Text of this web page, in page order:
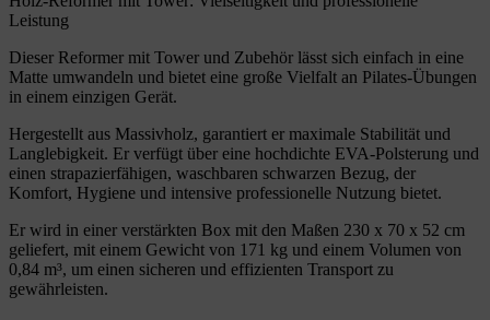
Leistung
Dieser Reformer mit Tower und Zubehör lässt sich einfach in eine
Matte umwandeln und bietet eine große Vielfalt an Pilates-Übungen
in einem einzigen Gerät.
Hergestellt aus Massivholz, garantiert er maximale Stabilität und
Langlebigkeit. Er verfügt über eine hochdichte EVA-Polsterung und
einen strapazierfähigen, waschbaren schwarzen Bezug, der
Komfort, Hygiene und intensive professionelle Nutzung bietet.
Er wird in einer verstärkten Box mit den Maßen 230 x 70 x 52 cm
geliefert, mit einem Gewicht von 171 kg und einem Volumen von
0,84 m³, um einen sicheren und effizienten Transport zu
gewährleisten.